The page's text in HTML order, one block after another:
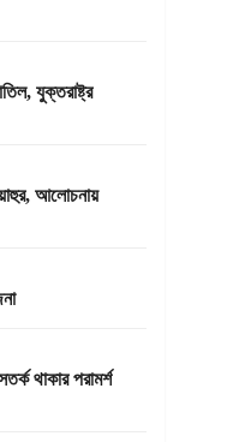
যুক্তরাষ্ট্র
আলোচনায়
থাকার পরামর্শ